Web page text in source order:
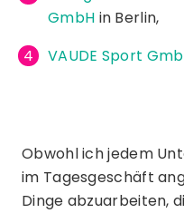
GmbH in Berlin,
VAUDE Sport
Obwohl ich jedem
im Tagesgeschäft
Dinge abzuarbeiten,